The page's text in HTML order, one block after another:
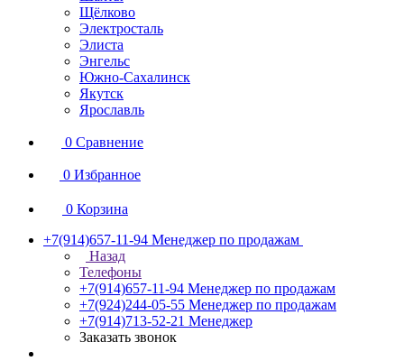
Щёлково
Электросталь
Элиста
Энгельс
Южно-Сахалинск
Якутск
Ярославль
0 Сравнение
0 Избранное
0 Корзина
+7(914)657-11-94 Менеджер по продажам
Назад
Телефоны
+7(914)657-11-94 Менеджер по продажам
+7(924)244-05-55 Менеджер по продажам
+7(914)713-52-21 Менеджер
Заказать звонок